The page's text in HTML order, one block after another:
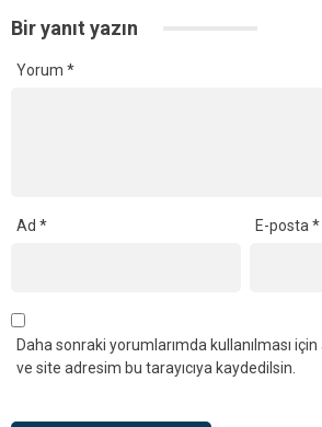
Bir yanıt yazın
Yorum *
Ad * E-posta*
Daha sonraki yorumlarımda kullanılması
ve site adresim bu tarayıcıya kaydedilsin.